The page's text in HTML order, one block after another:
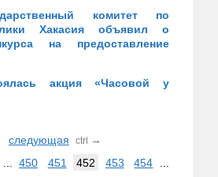
комитет по
Хакасия объявил о
на предоставление
акция «Часовой у
следующая ctrl →
450 451 452 453 454